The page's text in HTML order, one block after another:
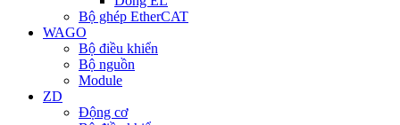
Bộ ghép EtherCAT
WAGO
Bộ điều khiển
Bộ nguồn
Module
ZD
Động cơ